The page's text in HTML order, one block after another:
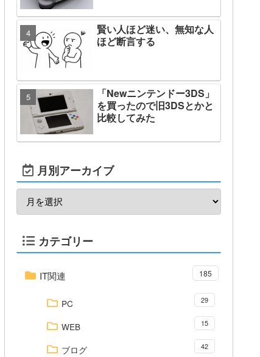
賢い人ほど迷い、無知な人
ほど断言する
「Newニンテンドー3DS」
を買ったので旧3DSとかと
比較してみた
月別アーカイブ
カテゴリー
IT関連 185
PC 29
WEB 15
ブログ 42